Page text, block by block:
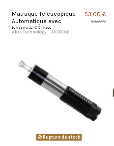
Matraque Telescopique
Automatique avec
housse 53 cm
Akis Technology AK00006
53,00 €
63,00 €
Rupture de stock